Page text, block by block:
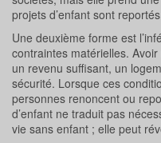
projets d’enfant sont
Une deuxième forme est
contraintes matérielles.
un revenu suffisant, un
sécurité. Lorsque ces
personnes renoncent ou
d’enfant ne traduit pas
vie sans enfant ; elle peut